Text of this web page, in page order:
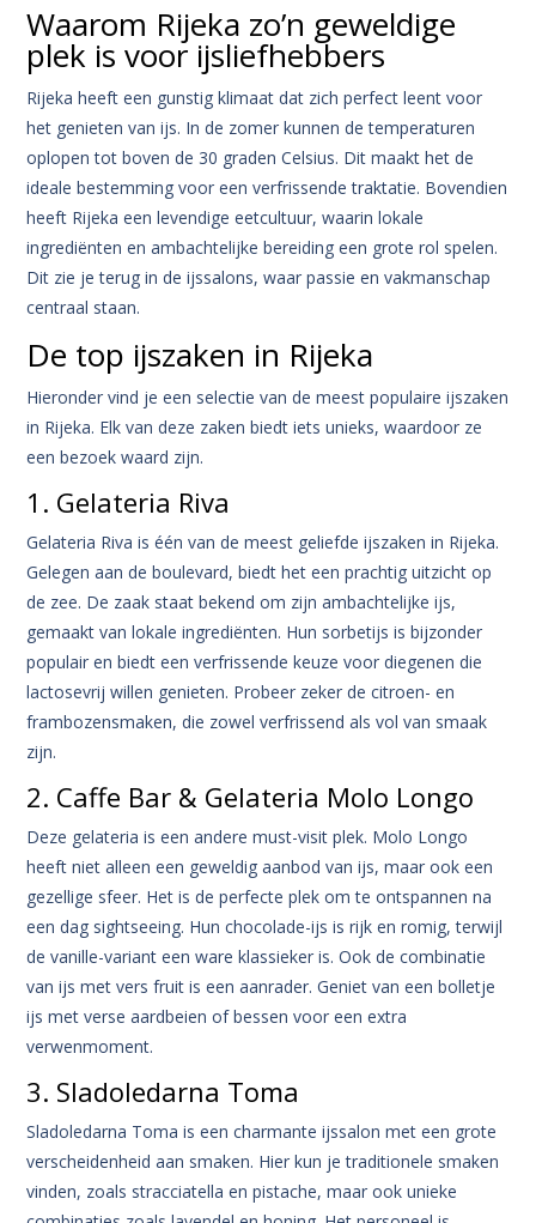
Waarom Rijeka zo’n geweldige
plek is voor ijsliefhebbers
Rijeka heeft een gunstig klimaat dat zich perfect leent voor
het genieten van ijs. In de zomer kunnen de temperaturen
oplopen tot boven de 30 graden Celsius. Dit maakt het de
ideale bestemming voor een verfrissende traktatie. Bovendien
heeft Rijeka een levendige eetcultuur, waarin lokale
ingrediënten en ambachtelijke bereiding een grote rol spelen.
Dit zie je terug in de ijssalons, waar passie en vakmanschap
centraal staan.
De top ijszaken in Rijeka
Hieronder vind je een selectie van de meest populaire ijszaken
in Rijeka. Elk van deze zaken biedt iets unieks, waardoor ze
een bezoek waard zijn.
1. Gelateria Riva
Gelateria Riva is één van de meest geliefde ijszaken in Rijeka.
Gelegen aan de boulevard, biedt het een prachtig uitzicht op
de zee. De zaak staat bekend om zijn ambachtelijke ijs,
gemaakt van lokale ingrediënten. Hun sorbetijs is bijzonder
populair en biedt een verfrissende keuze voor diegenen die
lactosevrij willen genieten. Probeer zeker de citroen- en
frambozensmaken, die zowel verfrissend als vol van smaak
zijn.
2. Caffe Bar & Gelateria Molo Longo
Deze gelateria is een andere must-visit plek. Molo Longo
heeft niet alleen een geweldig aanbod van ijs, maar ook een
gezellige sfeer. Het is de perfecte plek om te ontspannen na
een dag sightseeing. Hun chocolade-ijs is rijk en romig, terwijl
de vanille-variant een ware klassieker is. Ook de combinatie
van ijs met vers fruit is een aanrader. Geniet van een bolletje
ijs met verse aardbeien of bessen voor een extra
verwenmoment.
3. Sladoledarna Toma
Sladoledarna Toma is een charmante ijssalon met een grote
verscheidenheid aan smaken. Hier kun je traditionele smaken
vinden, zoals stracciatella en pistache, maar ook unieke